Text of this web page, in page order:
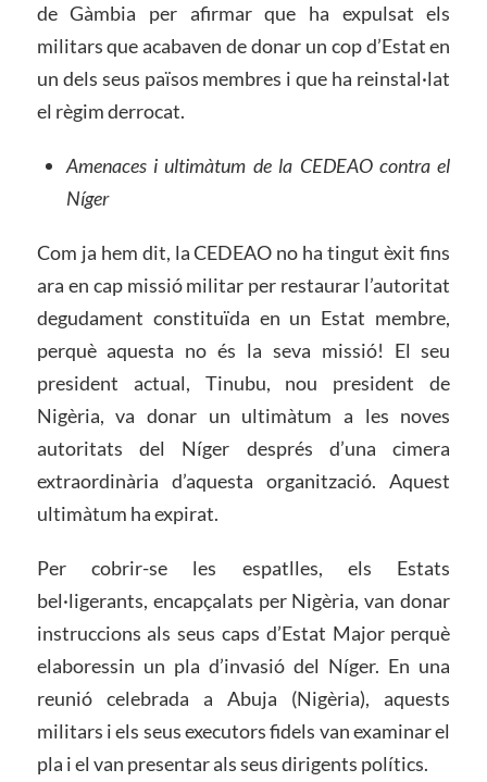
de Gàmbia per afirmar que ha expulsat els
militars que acabaven de donar un cop d’Estat en
un dels seus països membres i que ha reinstal·lat
el règim derrocat.
Amenaces i ultimàtum de la CEDEAO contra el
Níger
Com ja hem dit, la CEDEAO no ha tingut èxit fins
ara en cap missió militar per restaurar l’autoritat
degudament constituïda en un Estat membre,
perquè aquesta no és la seva missió! El seu
president actual, Tinubu, nou president de
Nigèria, va donar un ultimàtum a les noves
autoritats del Níger després d’una cimera
extraordinària d’aquesta organització. Aquest
ultimàtum ha expirat.
Per cobrir-se les espatlles, els Estats
bel·ligerants, encapçalats per Nigèria, van donar
instruccions als seus caps d’Estat Major perquè
elaboressin un pla d’invasió del Níger. En una
reunió celebrada a Abuja (Nigèria), aquests
militars i els seus executors fidels van examinar el
pla i el van presentar als seus dirigents polítics.